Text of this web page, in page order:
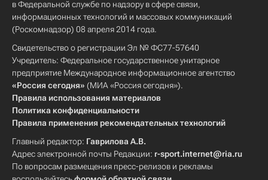
в Федеральной службе по надзору в сфере связи,
информационных технологий и массовых коммуникаций
(Роскомнадзор) 08 апреля 2014 года.
Свидетельство о регистрации Эл № ФС77-57640
Учредитель: Федеральное государственное унитарное
предприятие Международное информационное агентство
«Россия сегодня» (МИА «Россия сегодня»).
Правила использования материалов
Политика конфиденциальности
Правила применения рекомендательных технологий
Главный редактор: Гаврилова А.В.
Адрес электронной почты Редакции: r-sport.internet@ria.ru
По вопросам размещения пресс-релизов и рекламы